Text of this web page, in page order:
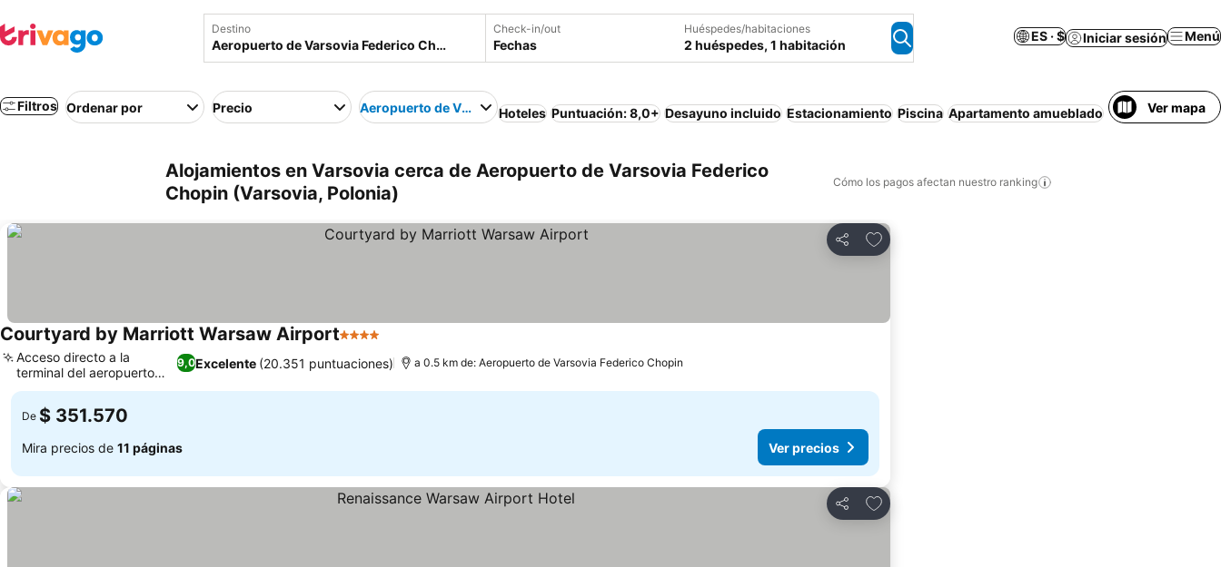
Destino Check-in/out
Fechas
Huéspedes/habitaciones
2 huéspedes, 1 habitación
ES · $ Iniciar sesión Menú
Filtros Ordenar por Precio Aeropuerto de Varsovia Federico Chopin
Hoteles Puntuación: 8,0+ Desayuno incluido Estacionamiento Piscina Apartamento amueblado Cancelación
Ver mapa
Alojamientos en Varsovia cerca de Aeropuerto de Varsovia Federico
Chopin (Varsovia, Polonia)
Cómo los pagos afectan nuestro ranking
Compartir
Agregar a favoritos
Courtyard by Marriott Warsaw Airport4 Estrellas
9,0Excelente (20.351 puntuaciones)
Acceso directo a la
terminal del aeropuerto
Chopin
a 0.5 km de: Aeropuerto de Varsovia Federico Chopin
De $ 351.570
Mira precios de 11 páginas Ver precios
Compartir
Agregar a favoritos